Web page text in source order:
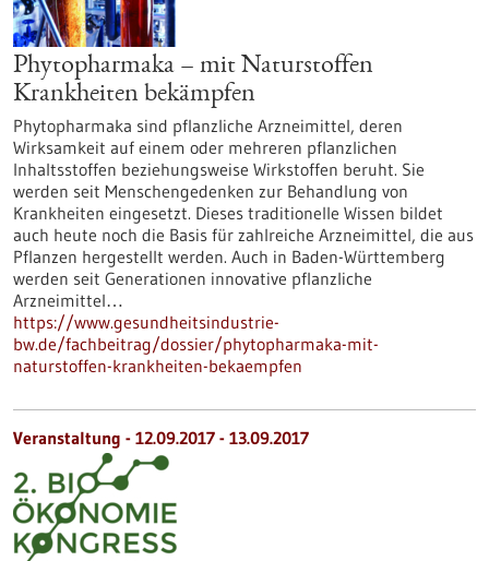
Phytopharmaka – mit Naturstoffen
Krankheiten bekämpfen
Phytopharmaka sind pflanzliche Arzneimittel, deren
Wirksamkeit auf einem oder mehreren pflanzlichen
Inhaltsstoffen beziehungsweise Wirkstoffen beruht. Sie
werden seit Menschengedenken zur Behandlung von
Krankheiten eingesetzt. Dieses traditionelle Wissen bildet
auch heute noch die Basis für zahlreiche Arzneimittel, die aus
Pflanzen hergestellt werden. Auch in Baden-Württemberg
werden seit Generationen innovative pflanzliche
Arzneimittel…
https://www.gesundheitsindustrie-
bw.de/fachbeitrag/dossier/phytopharmaka-mit-
naturstoffen-krankheiten-bekaempfen
Veranstaltung - 12.09.2017 - 13.09.2017